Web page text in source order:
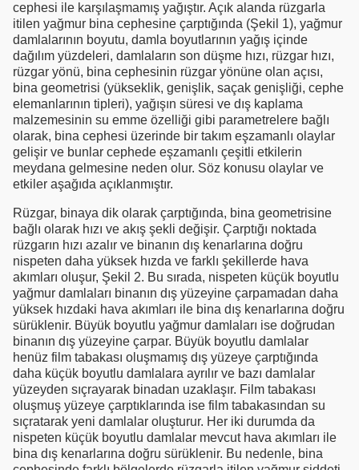
cephesi ile karşılaşmamış yağıştır. Açık alanda rüzgarla
itilen yağmur bina cephesine çarptığında (Şekil 1), yağmur
damlalarının boyutu, damla boyutlarının yağış içinde
dağılım yüzdeleri, damlaların son düşme hızı, rüzgar hızı,
rüzgar yönü, bina cephesinin rüzgar yönüne olan açısı,
bina geometrisi (yükseklik, genişlik, saçak genişliği, cephe
elemanlarının tipleri), yağışın süresi ve dış kaplama
malzemesinin su emme özelliği gibi parametrelere bağlı
olarak, bina cephesi üzerinde bir takım eşzamanlı olaylar
gelişir ve bunlar cephede eşzamanlı çeşitli etkilerin
meydana gelmesine neden olur. Söz konusu olaylar ve
etkiler aşağıda açıklanmıştır.
Rüzgar, binaya dik olarak çarptığında, bina geometrisine
bağlı olarak hızı ve akış şekli değişir. Çarptığı noktada
rüzgarın hızı azalır ve binanın dış kenarlarına doğru
nispeten daha yüksek hızda ve farklı şekillerde hava
akımları oluşur, Şekil 2. Bu sırada, nispeten küçük boyutlu
yağmur damlaları binanın dış yüzeyine çarpamadan daha
yüksek hızdaki hava akımları ile bina dış kenarlarına doğru
sürüklenir. Büyük boyutlu yağmur damlaları ise doğrudan
binanın dış yüzeyine çarpar. Büyük boyutlu damlalar
henüz film tabakası oluşmamış dış yüzeye çarptığında
daha küçük boyutlu damlalara ayrılır ve bazı damlalar
yüzeyden sıçrayarak binadan uzaklaşır. Film tabakası
oluşmuş yüzeye çarptıklarında ise film tabakasından su
sıçratarak yeni damlalar oluşturur. Her iki durumda da
nispeten küçük boyutlu damlalar mevcut hava akımları ile
bina dış kenarlarına doğru sürüklenir. Bu nedenle, bina